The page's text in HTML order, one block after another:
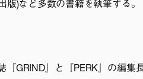
版)など多数の書籍を執筆する。
『GRIND』と『PERK』の編集